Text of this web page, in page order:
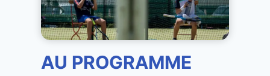
AU PROGRAMME